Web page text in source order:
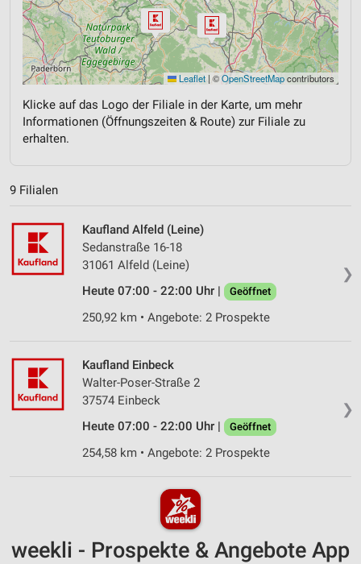
Leaflet | ©OpenStreetMapcontributors
Klicke auf das Logo der Filiale in der Karte, um mehr
Informationen (Öffnungszeiten & Route) zur Filiale zu
erhalten.
9 Filialen
❯
Kaufland Alfeld (Leine)
Sedanstraße 16-18
31061 Alfeld (Leine)
Heute 07:00 - 22:00 Uhr |
Geöffnet
250,92 km • Angebote: 2 Prospekte
❯
Kaufland Einbeck
Walter-Poser-Straße 2
37574 Einbeck
Heute 07:00 - 22:00 Uhr |
Geöffnet
254,58 km • Angebote: 2 Prospekte
weekli - Prospekte & Angebote App